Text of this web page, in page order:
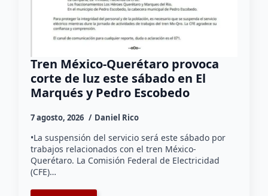
Tren México-Querétaro provoca
corte de luz este sábado en El
Marqués y Pedro Escobedo
7 agosto, 2026 Daniel Rico
•La suspensión del servicio será este sábado por
trabajos relacionados con el tren México-
Querétaro. La Comisión Federal de Electricidad
(CFE)…